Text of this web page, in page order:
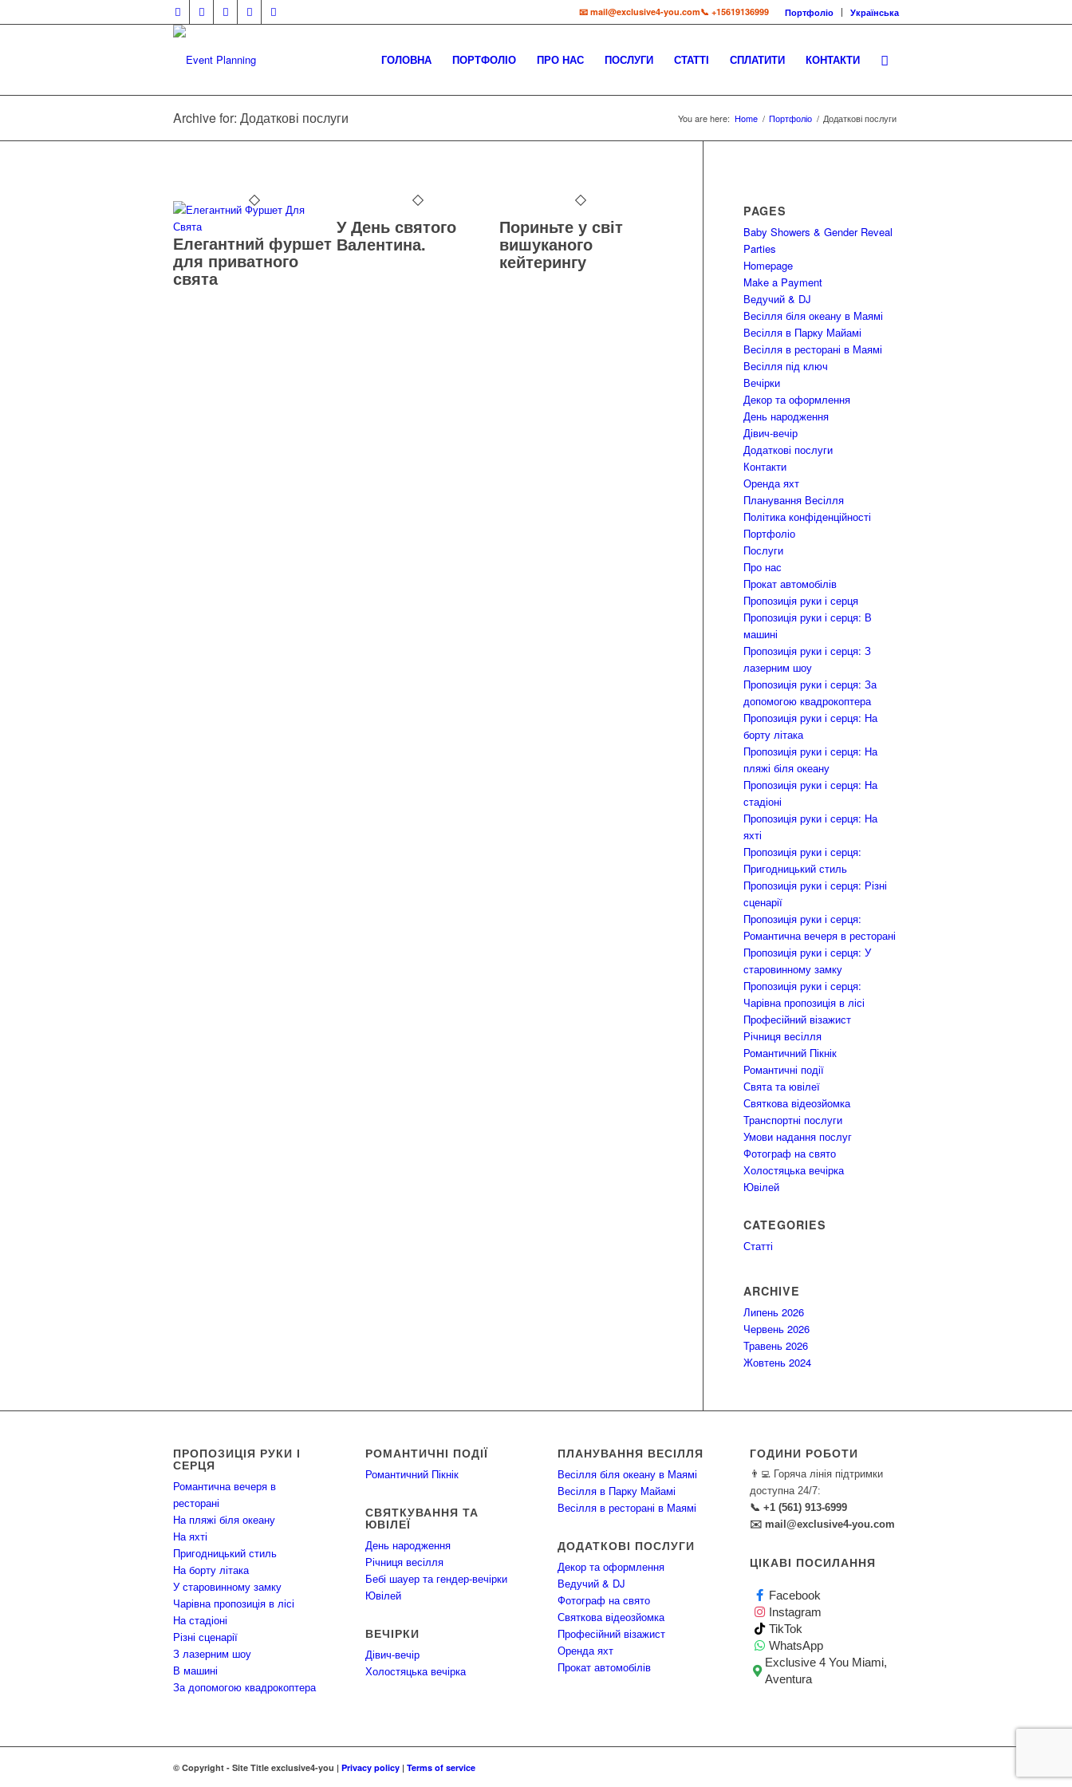
Портфоліо Українська
📧 mail@exclusive4-you.com📞 +15619136999
ГОЛОВНА ПОРТФОЛІО ПРО НАС ПОСЛУГИ СТАТТІ СПЛАТИТИ КОНТАКТИ
Archive for: Додаткові послуги You are here: Home / Портфоліо / Додаткові послуги
Елегантний фуршет
для приватного
свята
У День святого
Валентина.
Пориньте у світ
вишуканого
кейтерингу
PAGES
Baby Showers & Gender Reveal
Parties
Homepage
Make a Payment
Ведучий & DJ
Весілля біля океану в Маямі
Весілля в Парку Майамі
Весілля в ресторані в Маямі
Весілля під ключ
Вечірки
Декор та оформлення
День народження
Дівич-вечір
Додаткові послуги
Контакти
Оренда яхт
Планування Весілля
Політика конфіденційності
Портфоліо
Послуги
Про нас
Прокат автомобілів
Пропозиція руки і серця
Пропозиція руки і серця: В
машині
Пропозиція руки і серця: З
лазерним шоу
Пропозиція руки і серця: За
допомогою квадрокоптера
Пропозиція руки і серця: На
борту літака
Пропозиція руки і серця: На
пляжі біля океану
Пропозиція руки і серця: На
стадіоні
Пропозиція руки і серця: На
яхті
Пропозиція руки і серця:
Пригодницький стиль
Пропозиція руки і серця: Різні
сценарії
Пропозиція руки і серця:
Романтична вечеря в ресторані
Пропозиція руки і серця: У
старовинному замку
Пропозиція руки і серця:
Чарівна пропозиція в лісі
Професійний візажист
Річниця весілля
Романтичний Пікнік
Романтичні події
Свята та ювілеї
Святкова відеозйомка
Транспортні послуги
Умови надання послуг
Фотограф на свято
Холостяцька вечірка
Ювілей
CATEGORIES
Статті
ARCHIVE
Липень 2026
Червень 2026
Травень 2026
Жовтень 2024
ПРОПОЗИЦІЯ РУКИ І
СЕРЦЯ
Романтична вечеря в
ресторані
На пляжі біля океану
На яхті
Пригодницький стиль
На борту літака
У старовинному замку
Чарівна пропозиція в лісі
На стадіоні
Різні сценарії
З лазерним шоу
В машині
За допомогою квадрокоптера
РОМАНТИЧНІ ПОДІЇ
Романтичний Пікнік
СВЯТКУВАННЯ ТА
ЮВІЛЕЇ
День народження
Річниця весілля
Бебі шауер та гендер-вечірки
Ювілей
ВЕЧІРКИ
Дівич-вечір
Холостяцька вечірка
ПЛАНУВАННЯ ВЕСІЛЛЯ
Весілля біля океану в Маямі
Весілля в Парку Майамі
Весілля в ресторані в Маямі
ДОДАТКОВІ ПОСЛУГИ
Декор та оформлення
Ведучий & DJ
Фотограф на свято
Святкова відеозйомка
Професійний візажист
Оренда яхт
Прокат автомобілів
ГОДИНИ РОБОТИ
👨‍💻 Горяча лінія підтримки
доступна 24/7:
📞 +1 (561) 913-6999
✉️ mail@exclusive4-you.com
ЦІКАВІ ПОСИЛАННЯ
Facebook
Instagram
TikTok
WhatsApp
Exclusive 4 You Miami,
Aventura
© Copyright - Site Title exclusive4-you | Privacy policy | Terms of service